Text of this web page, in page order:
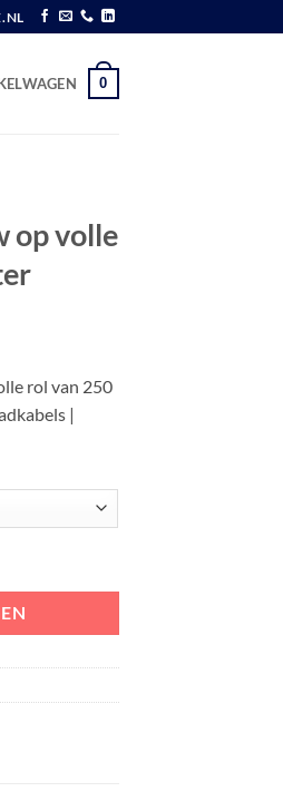
0
op volle
rol van 250
|